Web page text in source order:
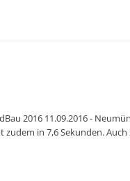
2016 11.09.2016 -
in 7,6 Sekunden.